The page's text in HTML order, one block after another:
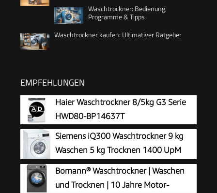
Waschtrockner: Bedienung,
Programme & Tipps
Waschtrockner kaufen: Ultimativer Ratgeber
EMPFEHLUNGEN
Haier Waschtrockner 8/5kg G3 Serie
HWD80-BP14637T
Siemens iQ300 Waschtrockner 9 kg
Waschen 5 kg Trocknen 1400 UpM
WN34A141
Bomann® Waschtrockner | Waschen
und Trocknen | 10 Jahre Motor-